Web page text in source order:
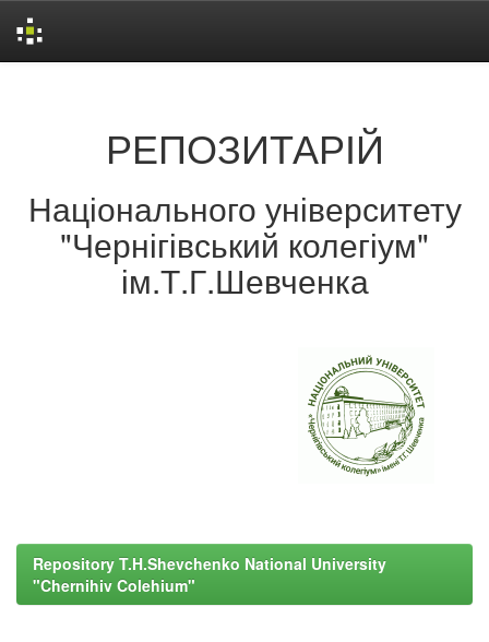
РЕПОЗИТАРІЙ
Національного університету
"Чернігівський колегіум"
ім.Т.Г.Шевченка
Repository T.H.Shevchenko National University
"Chernihiv Colehium"